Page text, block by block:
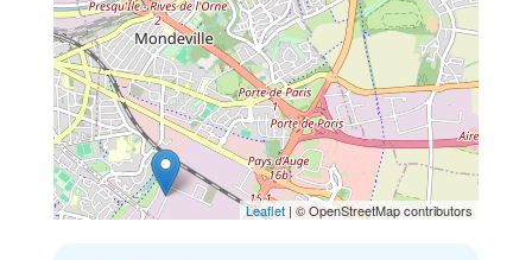
Leaflet | © OpenStreetMap contributors